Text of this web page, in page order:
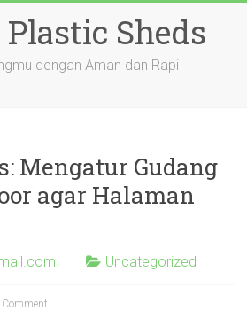
Sheds
dengan Aman dan Rapi
Mengatur Gudang
agar Halaman
Uncategorized
Comment